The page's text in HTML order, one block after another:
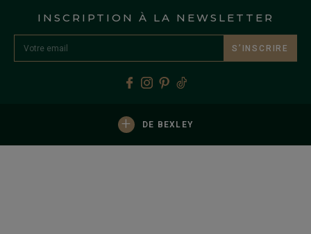
INSCRIPTION À LA NEWSLETTER
S’INSCRIRE
+ DE BEXLEY